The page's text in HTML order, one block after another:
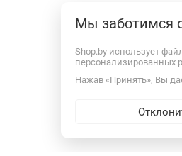
Мы заботимся
Shop.by использует
персонализированных
Нажав «Принять», Вы